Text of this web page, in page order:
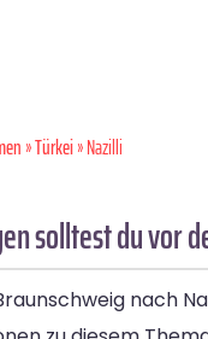
»Türkei» Nazilli
solltest du vor
nach